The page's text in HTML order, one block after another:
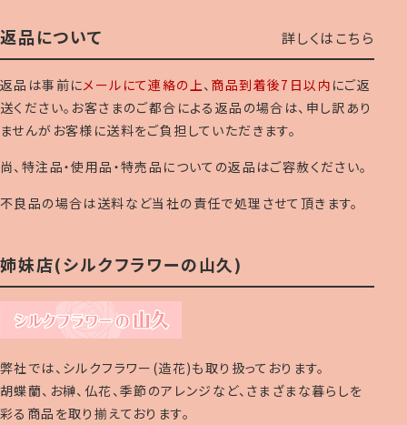
返品について 詳しくはこちら
返品は事前にメールにて連絡の上、 商品到着後7日以内 にご返
送ください。お客さまのご都合による返品の場合は、申し訳あり
ませんがお客様に送料をご負担していただきます。
尚、特注品・使用品・特売品についての返品はご容赦ください。
不良品の場合は送料など当社の責任で処理させて頂きます。
姉妹店(シルクフラワーの山久)
弊社では、シルクフラワー(造花)も取り扱っております。
胡蝶蘭、お榊、仏花、季節のアレンジなど、さまざまな暮らしを
彩る商品を取り揃えております。